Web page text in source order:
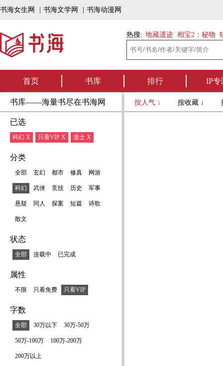
书海女生网 书海文学网 书海动漫网
热搜: 地藏遗迹 相宝2：秘物
首页 书库 排行 IP专
书库——海量书尽在书海网
已选
科幻 X 只看VIP X 道士 X
分类
全部 玄幻 都市 修真 网游
科幻 武侠 竞技 历史 军事
悬疑 同人 探案 短篇 诗歌
散文
状态
全部 连载中 已完成
属性
不限 只看免费 只看VIP
字数
全部 30万以下 30万-50万
50万-100万 100万-200万
200万以上
按人气 ↓ 按收藏 ↓